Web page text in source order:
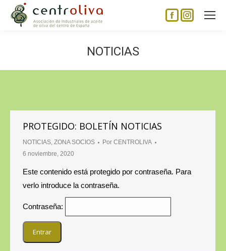
Facebook
Instagram
NOTICIAS
PROTEGIDO: BOLETÍN NOTICIAS
NOTICIAS, ZONA SOCIOS Por CENTROLIVA
6 noviembre, 2020
Este contenido está protegido por contraseña. Para
verlo introduce la contraseña.
Contraseña: